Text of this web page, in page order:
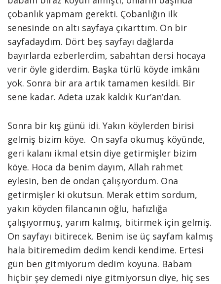
çobanlık yapmam gerekti. Çobanlığın ilk
senesinde on altı sayfaya çıkarttım. On bir
sayfadaydım. Dört beş sayfayı dağlarda
bayırlarda ezberlerdim, sabahtan dersi hocaya
verir öyle giderdim. Başka türlü köyde imkânı
yok. Sonra bir ara artık tamamen kesildi. Bir
sene kadar. Adeta uzak kaldık Kur’an’dan.
Sonra bir kış günü idi. Yakın köylerden birisi
gelmiş bizim köye. On sayfa okumuş köyünde,
geri kalanı ikmal etsin diye getirmişler bizim
köye. Hoca da benim dayım, Allah rahmet
eylesin, ben de ondan çalışıyordum. Ona
getirmişler ki okutsun. Merak ettim sordum,
yakın köyden filancanın oğlu, hafızlığa
çalışıyormuş, yarım kalmış, bitirmek için gelmiş.
On sayfayı bitirecek. Benim ise üç sayfam kalmış
hala bitiremedim dedim kendi kendime. Ertesi
gün ben gitmiyorum dedim koyuna. Babam
hiçbir şey demedi niye gitmiyorsun diye, hiç ses